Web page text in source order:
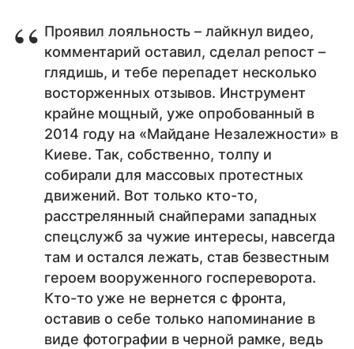
Проявил лояльность – лайкнул видео,
комментарий оставил, сделал репост –
глядишь, и тебе перепадет несколько
восторженных отзывов. Инструмент
крайне мощный, уже опробованный в
2014 году на «Майдане Незалежности» в
Киеве. Так, собственно, толпу и
собирали для массовых протестных
движений. Вот только кто-то,
расстрелянный снайперами западных
спецслужб за чужие интересы, навсегда
там и остался лежать, став безвестным
героем вооруженного госпереворота.
Кто-то уже не вернется с фронта,
оставив о себе только напоминание в
виде фотографии в черной рамке, ведь